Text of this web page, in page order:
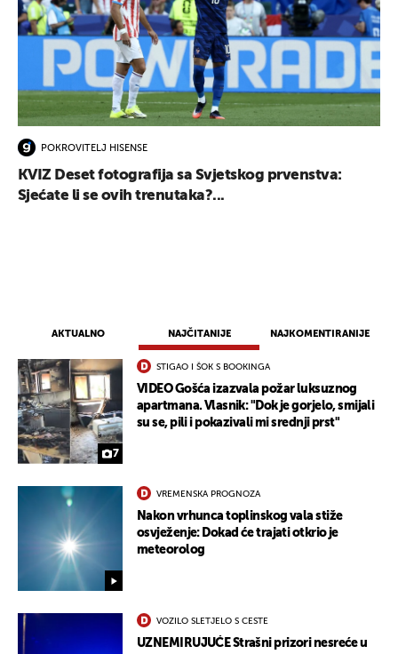
AKTUALNO NAJČITANIJE NAJKOMENTIRANIJE
7
STIGAO I ŠOK S BOOKINGA
VIDEO Gošća izazvala požar luksuznog
apartmana. Vlasnik: "Dok je gorjelo, smijali
su se, pili i pokazivali mi srednji prst"
VREMENSKA PROGNOZA
Nakon vrhunca toplinskog vala stiže
osvježenje: Dokad će trajati otkrio je
meteorolog
VOZILO SLETJELO S CESTE
UZNEMIRUJUĆE Strašni prizori nesreće u
POKROVITELJ HISENSE
KVIZ Deset fotografija sa Svjetskog prvenstva:
Sjećate li se ovih trenutaka?...